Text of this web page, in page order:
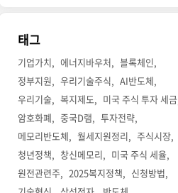
태그
기업가치 에너지바우처
블록체인
정부지원
우리기술주식
AI반도체
우리기술
복지제도
미국 주식 투자 세금
암호화폐
중국D램
투자전략
메모리반도체
월세지원정리
주식시장
청년정책
창신메모리
미국 주식 세율
원전관련주
2025복지정책
신청방법